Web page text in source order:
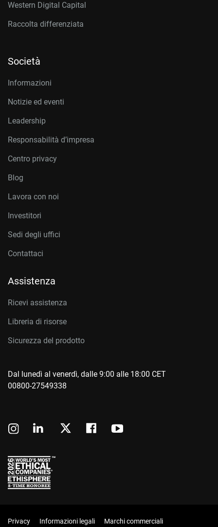
Western Digital Capital
Raccolta differenziata
Società
Informazioni
Notizie ed eventi
Leadership
Responsabilità d’impresa
Centro privacy
Blog
Lavora con noi
Investitori
Sedi degli uffici
Contattaci
Assistenza
Ricevi assistenza
Libreria di risorse
Sicurezza del prodotto
Dal lunedì al venerdì, dalle 9:00 alle 18:00 CET
00800-27549338
Privacy Informazioni legali Marchi commerciali